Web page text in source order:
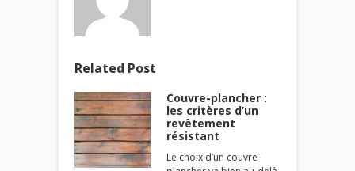
Related Post
Couvre-plancher :
les critères d’un
revêtement
résistant
Le choix d’un couvre-